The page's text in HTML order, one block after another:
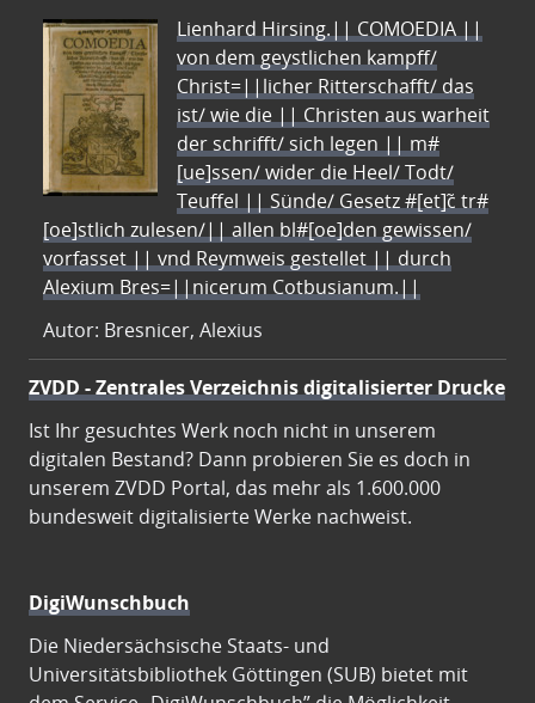
Lienhard Hirsing.|| COMOEDIA ||
von dem geystlichen kampff/
Christ=||licher Ritterschafft/ das
ist/ wie die || Christen aus warheit
der schrifft/ sich legen || m#
[ue]ssen/ wider die Heel/ Todt/
Teuffel || Sünde/ Gesetz #[et]c̃ tr#
[oe]stlich zulesen/|| allen bl#[oe]den gewissen/
vorfasset || vnd Reymweis gestellet || durch
Alexium Bres=||nicerum Cotbusianum.||
Autor: Bresnicer, Alexius
ZVDD - Zentrales Verzeichnis digitalisierter Drucke
Ist Ihr gesuchtes Werk noch nicht in unserem
digitalen Bestand? Dann probieren Sie es doch in
unserem ZVDD Portal, das mehr als 1.600.000
bundesweit digitalisierte Werke nachweist.
DigiWunschbuch
Die Niedersächsische Staats- und
Universitätsbibliothek Göttingen (SUB) bietet mit